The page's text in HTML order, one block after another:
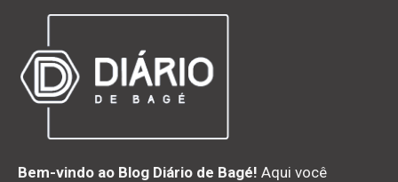
Bem-vindo ao Blog Diário de Bagé! Aqui você